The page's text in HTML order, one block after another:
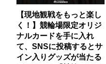
【現地観戦をもっと楽し
く！】競輪場限定オリジ
ナルカードを手に入れ
て、SNSに投稿するとサ
イン入りグッズが当たる